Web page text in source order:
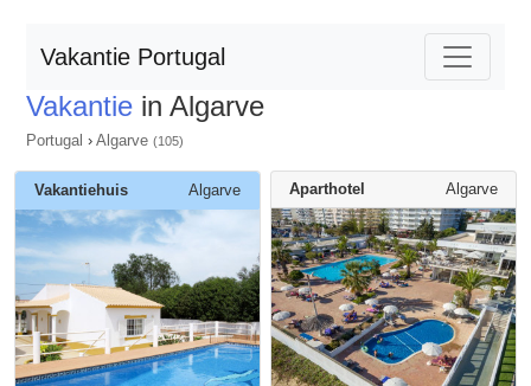
Vakantie Portugal
Vakantie in Algarve
Portugal › Algarve (105)
Vakantiehuis Algarve Aparthotel Algarve